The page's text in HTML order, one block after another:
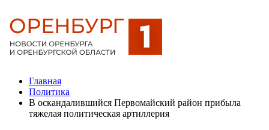
Главная
Политика
В оскандалившийся Первомайский район прибыла
тяжелая политическая артиллерия